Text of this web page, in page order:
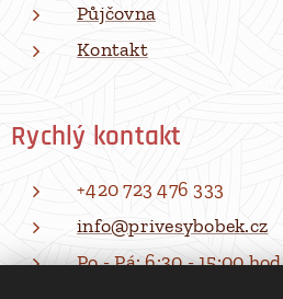
Půjčovna
Kontakt
Rychlý kontakt
+420 723 476 333
info@privesybobek.cz
Po - Pá: 6:30 - 15:00 hod